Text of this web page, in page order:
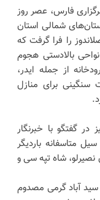
فارس، عصر روز
شمالی استان
را فرا گرفت که
بالادستی هجوم
از جمله ایدر،
سنگینی برای منازل
در گفتگو با خبرنگار
متاسفانه باردیگر
شاه تپه سی و
روستای سید آباد گرمی مصدوم